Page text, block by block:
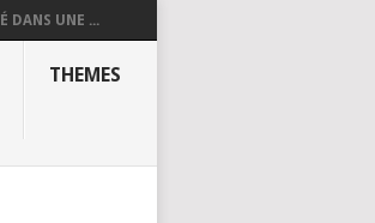
DANS UNE ...
THEMES